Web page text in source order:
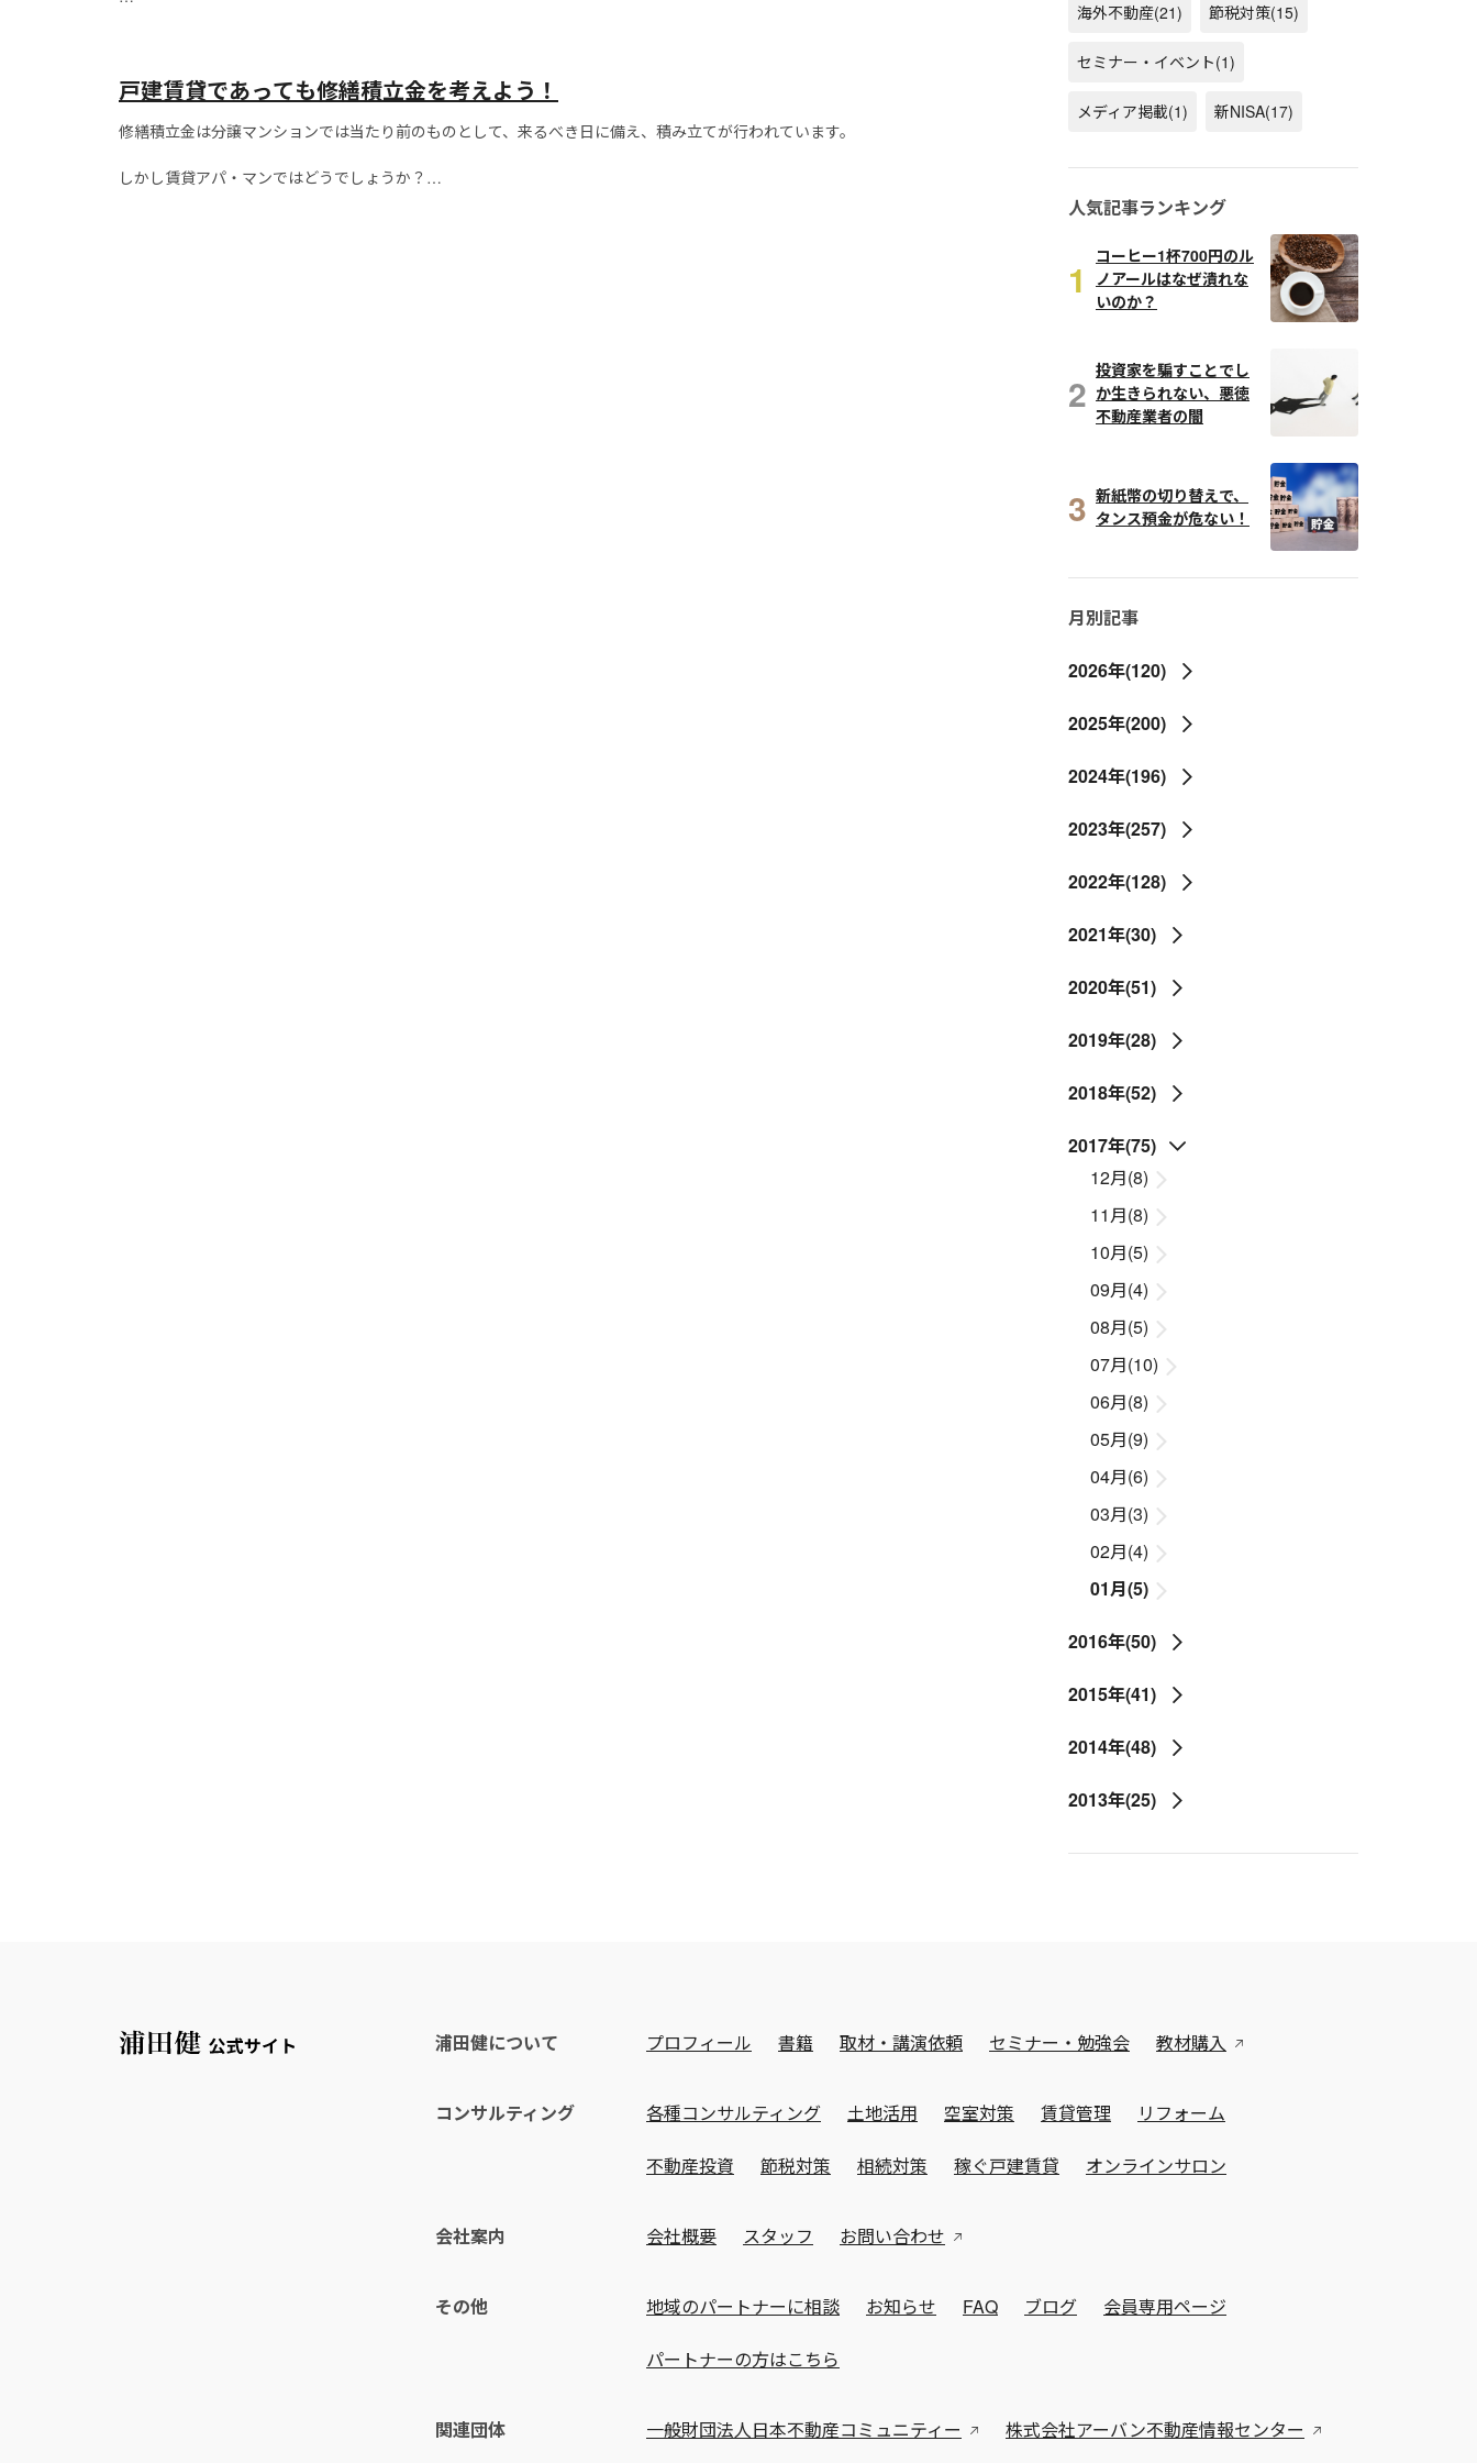
間違っていると思うものは【×】としてお答えください。
１．入居期...
戸建賃貸であっても修繕積立金を考えよう！
修繕積立金は分譲マンションでは当たり前のものとして、来るべき日に備え、積み立てが行われています。
しかし賃貸アパ・マンではどうでしょうか？
海外不動産(21) 節税対策(15)
セミナー・イベント(1)
メディア掲載(1) 新NISA(17)
人気記事ランキング
1
コーヒー1杯700円のル
ノアールはなぜ潰れな
いのか？
2 投資家を騙すことでし
か生きられない、悪徳
不動産業者の闇
3 新紙幣の切り替えで、
タンス預金が危ない！
月別記事
2026年(120)
2025年(200)
2024年(196)
2023年(257)
2022年(128)
2021年(30)
2020年(51)
2019年(28)
2018年(52)
2017年(75)
12月(8)
11月(8)
10月(5)
09月(4)
08月(5)
07月(10)
06月(8)
05月(9)
04月(6)
03月(3)
02月(4)
01月(5)
2016年(50)
2015年(41)
2014年(48)
2013年(25)
浦田健について プロフィール 書籍 取材・講演依頼 セミナー・勉強会 教材購入
コンサルティング 各種コンサルティング 土地活用 空室対策 賃貸管理 リフォーム
不動産投資 節税対策 相続対策 稼ぐ戸建賃貸 オンラインサロン
会社案内 会社概要 スタッフ お問い合わせ
その他 地域のパートナーに相談 お知らせ FAQ ブログ 会員専用ページ
パートナーの方はこちら
関連団体 一般財団法人日本不動産コミュニティー 株式会社アーバン不動産情報センター